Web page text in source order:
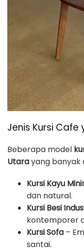
Jenis Kursi Cafe
Beberapa model
Utarayang banyak
Kursi Kayu
dan natural.
Kursi Besi
kontemporer
Kursi Sofa –
santai.